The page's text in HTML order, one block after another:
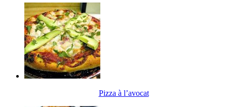
Pizza à l’avocat